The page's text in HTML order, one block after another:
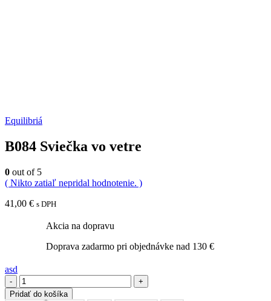
Equilibriá
B084 Sviečka vo vetre
0 out of 5
( Nikto zatiaľ nepridal hodnotenie. )
41,00 € s DPH
Akcia na dopravu
Doprava zadarmo pri objednávke nad 130 €
asd
-
+
Pridať do košíka